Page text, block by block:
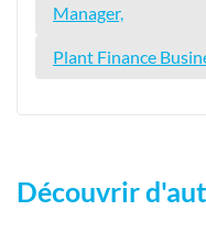
Manager,
Plant Finance
Découvrir